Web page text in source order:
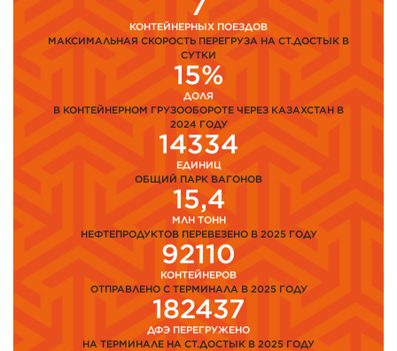
КОНТЕЙНЕРНЫХ ПОЕЗДОВ
МАКСИМАЛЬНАЯ СКОРОСТЬ ПЕРЕГРУЗА НА СТ.ДОСТЫК В
СУТКИ
15%
ДОЛЯ
В КОНТЕЙНЕРНОМ ГРУЗООБОРОТЕ ЧЕРЕЗ КАЗАХСТАН В
2024 ГОДУ
14334
ЕДИНИЦ
ОБЩИЙ ПАРК ВАГОНОВ
15,4
МЛН ТОНН
НЕФТЕПРОДУКТОВ ПЕРЕВЕЗЕНО В 2025 ГОДУ
92110
КОНТЕЙНЕРОВ
ОТПРАВЛЕНО С ТЕРМИНАЛА В 2025 ГОДУ
182437
ДФЭ ПЕРЕГРУЖЕНО
НА ТЕРМИНАЛЕ НА СТ.ДОСТЫК В 2025 ГОДУ